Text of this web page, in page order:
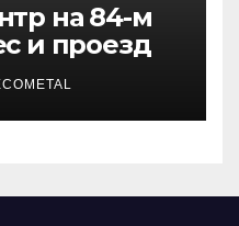
на 84-м
и проезд